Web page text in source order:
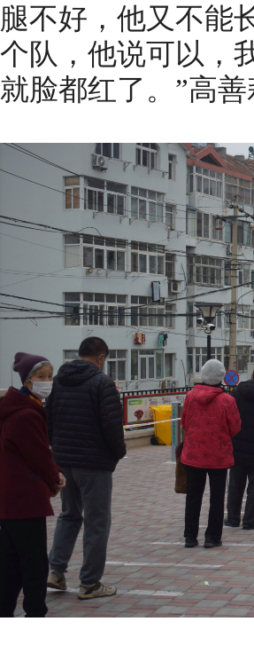
腿不好，他又不能
个队，他说可以，
就脸都红了。”高善